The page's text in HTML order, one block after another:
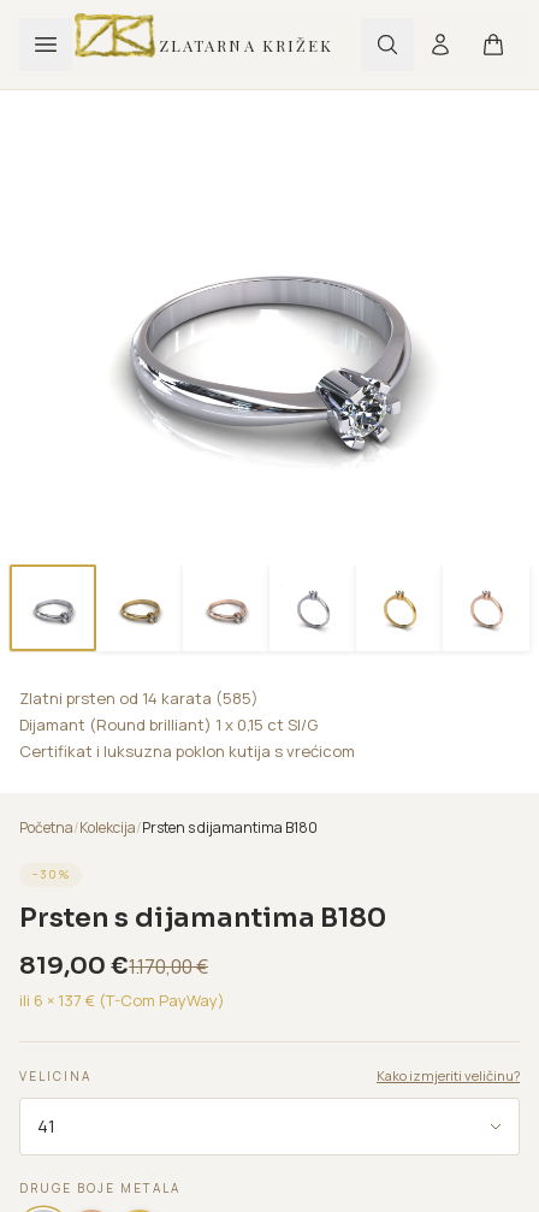
ZLATARNA KRIŽEK
Zlatni prsten od 14 karata (585)
Dijamant (Round brilliant) 1 x 0,15 ct SI/G
Certifikat i luksuzna poklon kutija s vrećicom
Početna/Kolekcija/Prsten s dijamantima B180
−30 %
Prsten s dijamantima B180
819,00 €1.170,00€
ili 6 × 137 € (T-Com PayWay)
VELICINA Kako izmjeriti veličinu?
DRUGE BOJE METALA